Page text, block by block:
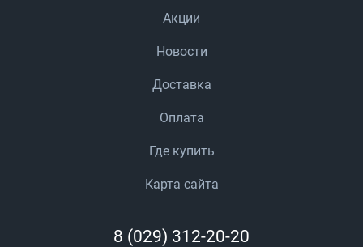
Акции
Новости
Доставка
Оплата
Где купить
Карта сайта
8 (029) 312-20-20